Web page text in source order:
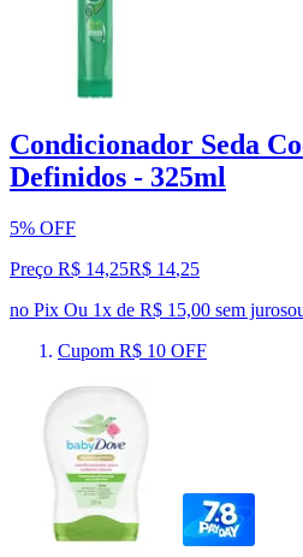
Condicionador Seda
Definidos - 325ml
5% OFF
Preço R$ 14,25R$ 14,25
no Pix Ou 1x de R$ 15,00 sem juros
Cupom R$ 10 OFF